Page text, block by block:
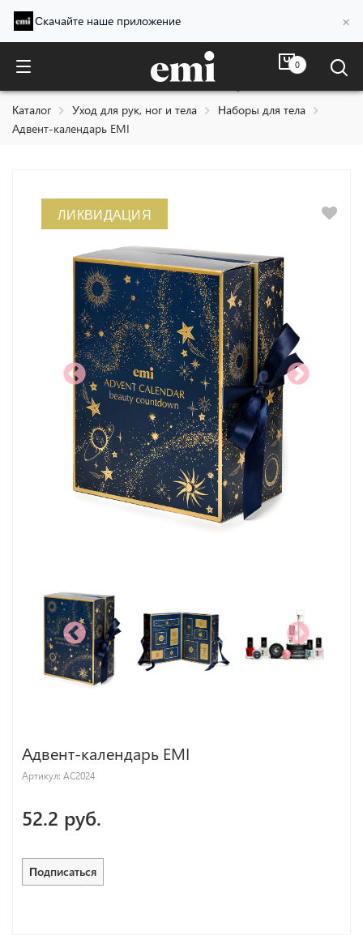
Скачайте наше приложение ×
0
Адвент-календарь EMI
Каталог Уход для рук, ног и тела
Наборы для тела
Адвент-календарь EMI
ЛИКВИДАЦИЯ
Адвент-календарь EMI
Артикул: AC2024
52.2 руб.
Подписаться